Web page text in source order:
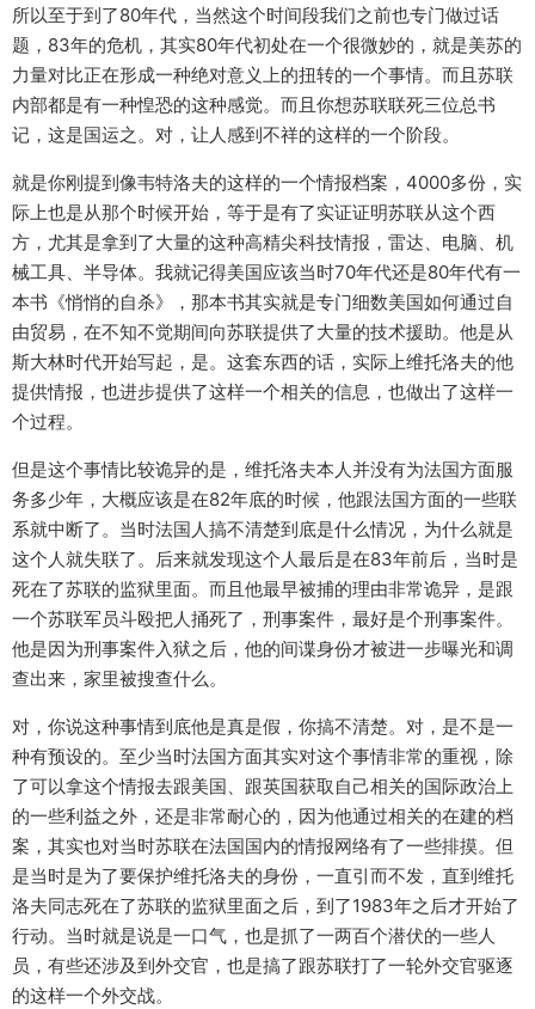
所以至于到了80年代，当然这个时间段我们之前也专门做过话
题，83年的危机，其实80年代初处在一个很微妙的，就是美苏的
力量对比正在形成一种绝对意义上的扭转的一个事情。而且苏联
内部都是有一种惶恐的这种感觉。而且你想苏联联死三位总书
记，这是国运之。对，让人感到不祥的这样的一个阶段。
就是你刚提到像韦特洛夫的这样的一个情报档案，4000多份，实
际上也是从那个时候开始，等于是有了实证证明苏联从这个西
方，尤其是拿到了大量的这种高精尖科技情报，雷达、电脑、机
械工具、半导体。我就记得美国应该当时70年代还是80年代有一
本书《悄悄的自杀》，那本书其实就是专门细数美国如何通过自
由贸易，在不知不觉期间向苏联提供了大量的技术援助。他是从
斯大林时代开始写起，是。这套东西的话，实际上维托洛夫的他
提供情报，也进步提供了这样一个相关的信息，也做出了这样一
个过程。
但是这个事情比较诡异的是，维托洛夫本人并没有为法国方面服
务多少年，大概应该是在82年底的时候，他跟法国方面的一些联
系就中断了。当时法国人搞不清楚到底是什么情况，为什么就是
这个人就失联了。后来就发现这个人最后是在83年前后，当时是
死在了苏联的监狱里面。而且他最早被捕的理由非常诡异，是跟
一个苏联军员斗殴把人捅死了，刑事案件，最好是个刑事案件。
他是因为刑事案件入狱之后，他的间谍身份才被进一步曝光和调
查出来，家里被搜查什么。
对，你说这种事情到底他是真是假，你搞不清楚。对，是不是一
种有预设的。至少当时法国方面其实对这个事情非常的重视，除
了可以拿这个情报去跟美国、跟英国获取自己相关的国际政治上
的一些利益之外，还是非常耐心的，因为他通过相关的在建的档
案，其实也对当时苏联在法国国内的情报网络有了一些排摸。但
是当时是为了要保护维托洛夫的身份，一直引而不发，直到维托
洛夫同志死在了苏联的监狱里面之后，到了1983年之后才开始了
行动。当时就是说是一口气，也是抓了一两百个潜伏的一些人
员，有些还涉及到外交官，也是搞了跟苏联打了一轮外交官驱逐
的这样一个外交战。